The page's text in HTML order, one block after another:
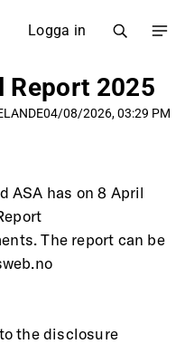
Logga in
Report 2025
04/08/2026, 03:29 PM
ASA has on 8 April
The report can be
the disclosure